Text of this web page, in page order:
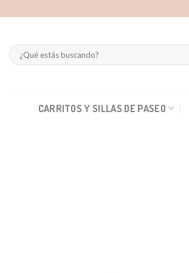
Buscar
por:
CARRITOS Y SILLAS DE PASEO